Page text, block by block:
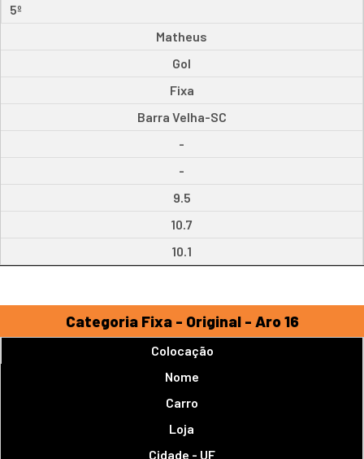
5º
Matheus
Gol
Fixa
Barra Velha-SC
-
-
9.5
10.7
10.1
Categoria Fixa - Original - Aro 16
Colocação
Nome
Carro
Loja
Cidade - UF